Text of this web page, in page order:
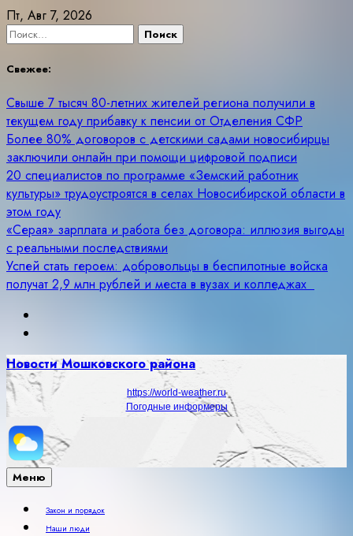
Skip
to
Пт, Авг 7, 2026
Найти:
Свежее:
Свыше 7 тысяч 80-летних жителей региона получили в
текущем году прибавку к пенсии от Отделения СФР
Более 80% договоров с детскими садами новосибирцы
заключили онлайн при помощи цифровой подписи
20 специалистов по программе «Земский работник
культуры» трудоустроятся в селах Новосибирской области в
этом году
«Серая» зарплата и работа без договора: иллюзия выгоды
с реальными последствиями
Успей стать героем: добровольцы в беспилотные войска
получат 2,9 млн рублей и места в вузах и колледжах
Новости Мошковского района
https://world-weather.ru
Погодные информеры
Меню
Закон и порядок
Наши люди